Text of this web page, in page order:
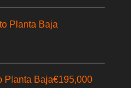
Planta Baja
Planta Baja€195,000